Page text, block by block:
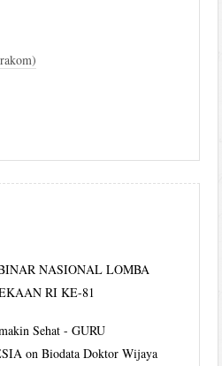
NASIONAL LOMBA
RI KE-81
Sehat - GURU
onBiodata Doktor Wijaya